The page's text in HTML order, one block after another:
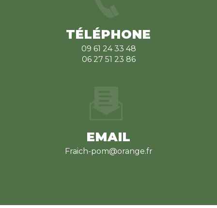
TÉLÉPHONE
09 61 24 33 48
06 27 51 23 86
EMAIL
fraich-pom@orange.fr